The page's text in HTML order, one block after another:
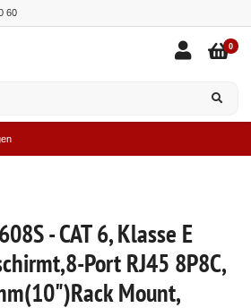
60
0
- CAT 6, Klasse E
Port RJ45 8P8C,
Mount,